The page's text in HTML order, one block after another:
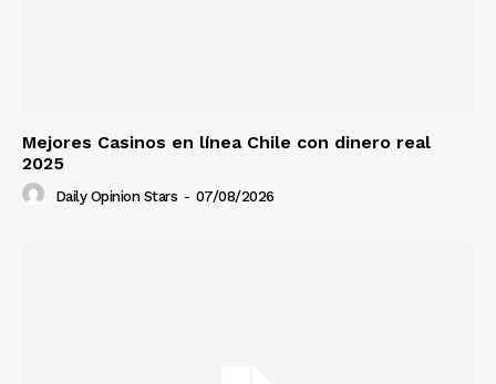
Mejores Casinos en línea Chile con dinero real
2025
Daily Opinion Stars - 07/08/2026